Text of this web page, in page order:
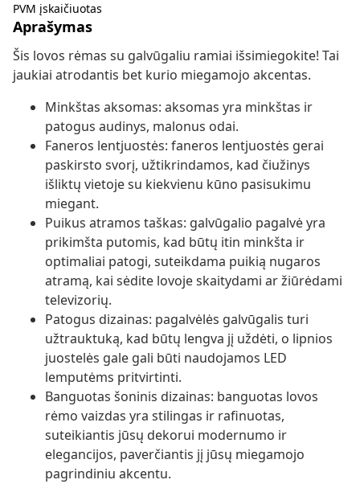
PVM įskaičiuotas
Aprašymas
Šis lovos rėmas su galvūgaliu ramiai išsimiegokite! Tai
jaukiai atrodantis bet kurio miegamojo akcentas.
Minkštas aksomas: aksomas yra minkštas ir
patogus audinys, malonus odai.
Faneros lentjuostės: faneros lentjuostės gerai
paskirsto svorį, užtikrindamos, kad čiužinys
išliktų vietoje su kiekvienu kūno pasisukimu
miegant.
Puikus atramos taškas: galvūgalio pagalvė yra
prikimšta putomis, kad būtų itin minkšta ir
optimaliai patogi, suteikdama puikią nugaros
atramą, kai sėdite lovoje skaitydami ar žiūrėdami
televizorių.
Patogus dizainas: pagalvėlės galvūgalis turi
užtrauktuką, kad būtų lengva jį uždėti, o lipnios
juostelės gale gali būti naudojamos LED
lemputėms pritvirtinti.
Banguotas šoninis dizainas: banguotas lovos
rėmo vaizdas yra stilingas ir rafinuotas,
suteikiantis jūsų dekorui modernumo ir
elegancijos, paverčiantis jį jūsų miegamojo
pagrindiniu akcentu.